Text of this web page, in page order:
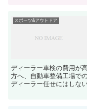
スポーツ&アウトドア
ディーラー車検の費用が
方へ、自動車整備工場で
ディーラー任せにはしな